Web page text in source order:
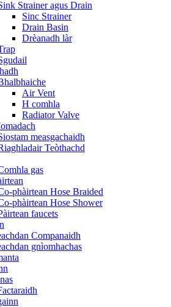
Strainer agus Drain
Sinc Strainer
Drain Basin
Drèanadh làr
Air Vent
H comhla
Radiator Valve
measgachaidh
Teòthachd
gas
phàirtean Hose Braided
phàirtean Hose Shower
faucets
Companaidh
gnìomhachas